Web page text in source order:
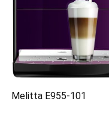
Melitta E955-101